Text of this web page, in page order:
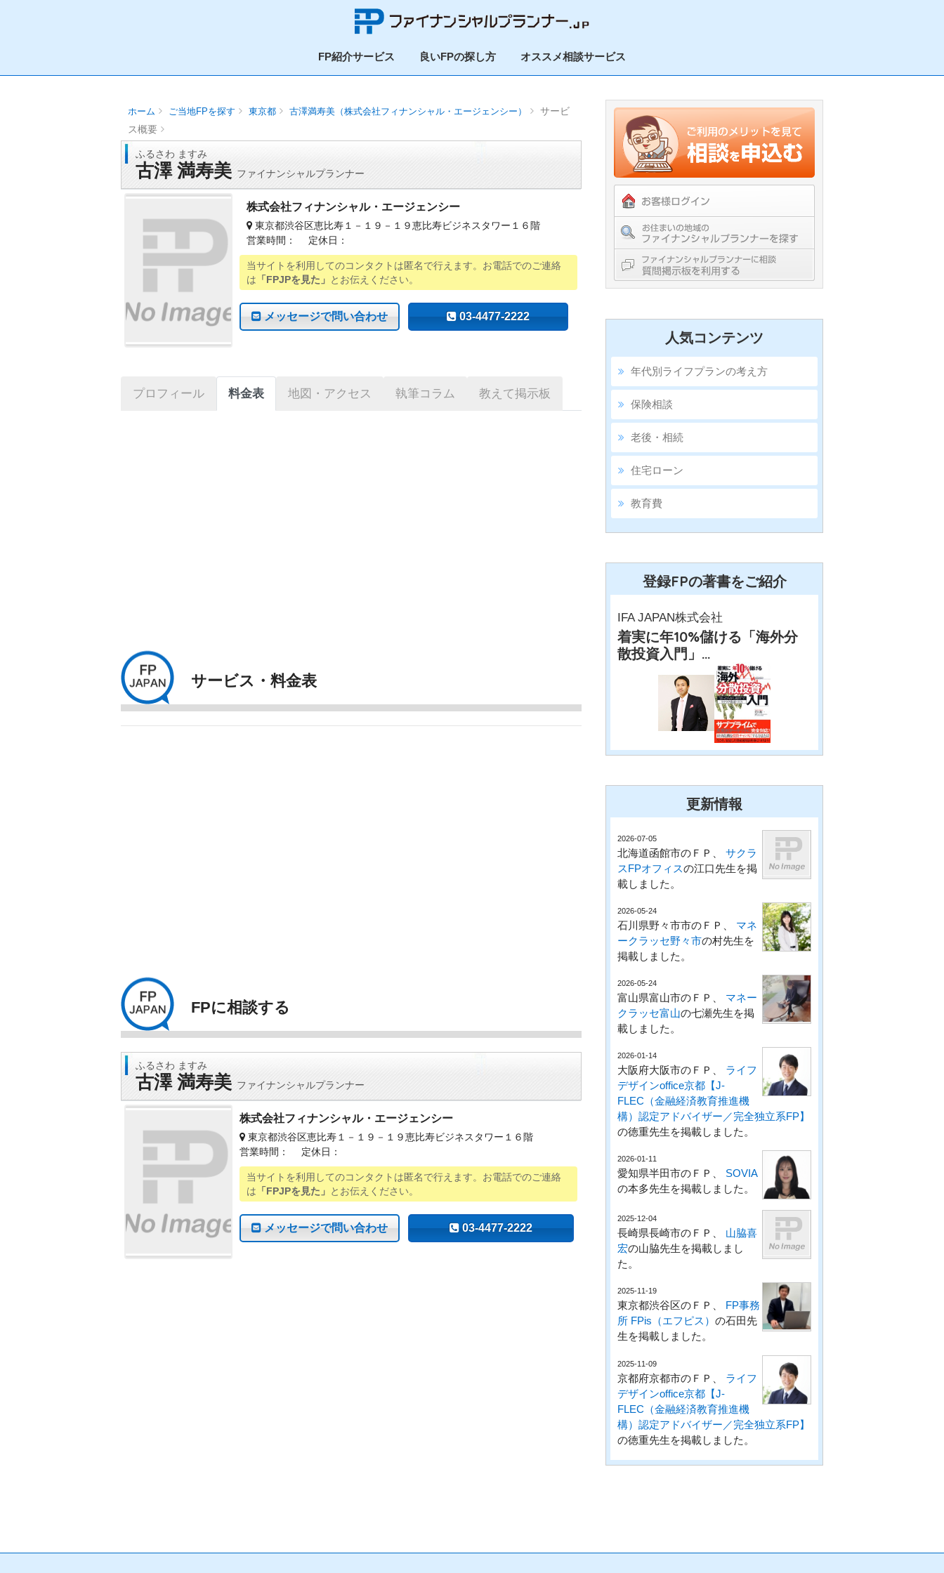
FP紹介サービス 良いFPの探し方 オススメ相談サービス
ホーム ご当地FPを探す 東京都 古澤満寿美（株式会社フィナンシャル・エージェンシー）
サービ
ス概要
ふるさわ ますみ
古澤 満寿美 ファイナンシャルプランナー
株式会社フィナンシャル・エージェンシー
東京都渋谷区恵比寿１－１９－１９恵比寿ビジネスタワー１６階
営業時間： 定休日：
当サイトを利用してのコンタクトは匿名で行えます。お電話でのご連絡
は 「FPJPを見た」 とお伝えください。
メッセージで問い合わせ 03-4477-2222
プロフィール 料金表 地図・アクセス 執筆コラム 教えて掲示板
サービス・料金表
FPに相談する
ふるさわ ますみ
古澤 満寿美 ファイナンシャルプランナー
株式会社フィナンシャル・エージェンシー
東京都渋谷区恵比寿１－１９－１９恵比寿ビジネスタワー１６階
営業時間： 定休日：
当サイトを利用してのコンタクトは匿名で行えます。お電話でのご連絡
は 「FPJPを見た」 とお伝えください。
メッセージで問い合わせ 03-4477-2222
人気コンテンツ
年代別ライフプランの考え方
保険相談
老後・相続
住宅ローン
教育費
登録FPの著書をご紹介
IFA JAPAN株式会社
着実に年10%儲ける「海外分
散投資入門」…
更新情報
2026-07-05
北海道函館市のＦＰ、 サクラ
スFPオフィスの江口先生を掲
載しました。
2026-05-24
石川県野々市市のＦＰ、 マネ
ークラッセ野々市の村先生を
掲載しました。
2026-05-24
富山県富山市のＦＰ、 マネー
クラッセ富山の七瀬先生を掲
載しました。
2026-01-14
大阪府大阪市のＦＰ、 ライフ
デザインoffice京都【J-
FLEC（金融経済教育推進機
構）認定アドバイザー／完全独立系FP】
の徳重先生を掲載しました。
2026-01-11
愛知県半田市のＦＰ、 SOVIA
の本多先生を掲載しました。
2025-12-04
長崎県長崎市のＦＰ、 山脇喜
宏の山脇先生を掲載しまし
た。
2025-11-19
東京都渋谷区のＦＰ、
FP事務
所 FPis（エフピス） の石田先
生を掲載しました。
2025-11-09
京都府京都市のＦＰ、 ライフ
デザインoffice京都【J-
FLEC（金融経済教育推進機
構）認定アドバイザー／完全独立系FP】
の徳重先生を掲載しました。